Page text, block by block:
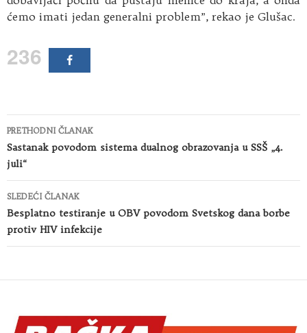
ćemo imati jedan generalni problem”, rekao je Glušac.
236
Kretanje
članaka
PRETHODNI ČLANAK
Sastanak povodom sistema dualnog obrazovanja u SSŠ „4.
juli“
SLEDEĆI ČLANAK
Besplatno testiranje u OBV povodom Svetskog dana borbe
protiv HIV infekcije